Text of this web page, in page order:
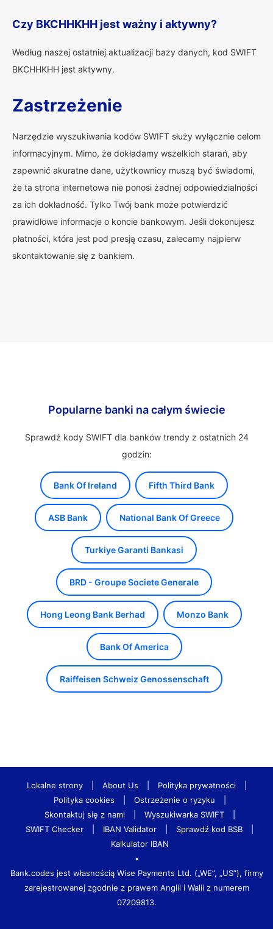
Czy BKCHHKHH jest ważny i aktywny?
Według naszej ostatniej aktualizacji bazy danych, kod SWIFT
BKCHHKHH jest aktywny.
Zastrzeżenie
Narzędzie wyszukiwania kodów SWIFT służy wyłącznie celom
informacyjnym. Mimo, że dokładamy wszelkich starań, aby
zapewnić akuratne dane, użytkownicy muszą być świadomi,
że ta strona internetowa nie ponosi żadnej odpowiedzialności
za ich dokładność. Tylko Twój bank może potwierdzić
prawidłowe informacje o koncie bankowym. Jeśli dokonujesz
płatności, która jest pod presją czasu, zalecamy najpierw
skontaktowanie się z bankiem.
Popularne banki na całym świecie
Sprawdź kody SWIFT dla banków trendy z ostatnich 24
godzin:
Bank Of Ireland Fifth Third Bank
ASB Bank National Bank Of Greece
Turkiye Garanti Bankasi
BRD - Groupe Societe Generale
Hong Leong Bank Berhad Monzo Bank
Bank Of America
Raiffeisen Schweiz Genossenschaft
Lokalne strony About Us Polityka prywatności
Polityka cookies
Ostrzeżenie o ryzyku
Skontaktuj się z nami
Wyszukiwarka SWIFT
SWIFT Checker
IBAN Validator Sprawdź kod BSB
Kalkulator IBAN
•
Bank.codes jest własnością Wise Payments Ltd. („WE”, „US”), firmy
zarejestrowanej zgodnie z prawem Anglii i Walii z numerem
07209813.